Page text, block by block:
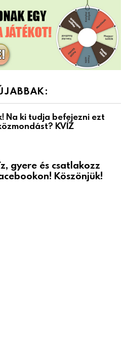
Na ki tudja befejezni ezt
KVÍZ
gyere és csatlakozz
Köszönjük!